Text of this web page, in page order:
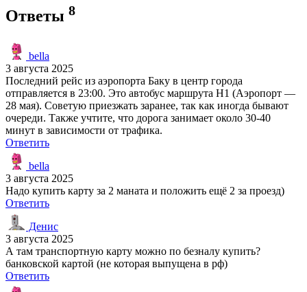
Ответы 8
bella
3 августа 2025
Последний рейс из аэропорта Баку в центр города
отправляется в 23:00. Это автобус маршрута H1 (Аэропорт —
28 мая). Советую приезжать заранее, так как иногда бывают
очереди. Также учтите, что дорога занимает около 30-40
минут в зависимости от трафика.
Ответить
bella
3 августа 2025
Надо купить карту за 2 маната и положить ещё 2 за проезд)
Ответить
Денис
3 августа 2025
А там транспортную карту можно по безналу купить?
банковской картой (не которая выпущена в рф)
Ответить